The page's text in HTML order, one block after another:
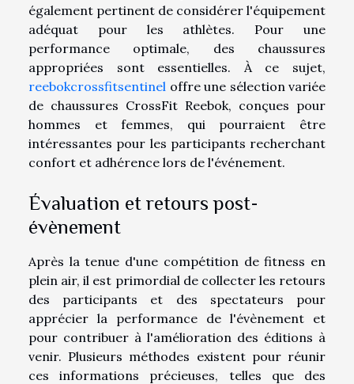
également pertinent de considérer l'équipement
adéquat pour les athlètes. Pour une
performance optimale, des chaussures
appropriées sont essentielles. À ce sujet,
reebokcrossfitsentinel offre une sélection variée
de chaussures CrossFit Reebok, conçues pour
hommes et femmes, qui pourraient être
intéressantes pour les participants recherchant
confort et adhérence lors de l'événement.
Évaluation et retours post-
évènement
Après la tenue d'une compétition de fitness en
plein air, il est primordial de collecter les retours
des participants et des spectateurs pour
apprécier la performance de l'évènement et
pour contribuer à l'amélioration des éditions à
venir. Plusieurs méthodes existent pour réunir
ces informations précieuses, telles que des